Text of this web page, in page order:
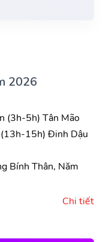
2026
(3h-5h) Tân Mão
15h) Đinh Dậu
Bính Thân, Năm
Chi tiết